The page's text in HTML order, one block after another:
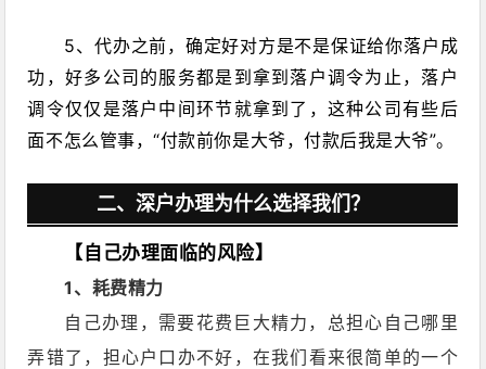
5、代办之前，确定好对方是不是保证给你落户成
功，好多公司的服务都是到拿到落户调令为止，落户
调令仅仅是落户中间环节就拿到了，这种公司有些后
面不怎么管事，“付款前你是大爷，付款后我是大爷”。
二、深户办理为什么选择我们？
【自己办理面临的风险】
1、耗费精力
自己办理，需要花费巨大精力，总担心自己哪里
弄错了，担心户口办不好，在我们看来很简单的一个